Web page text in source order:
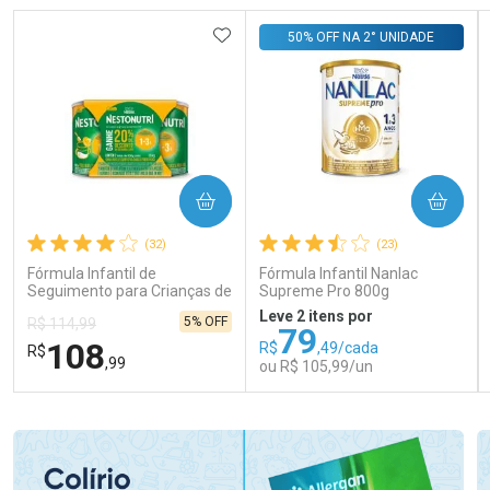
(32)
Fórmula Infantil de
Seguimento para Crianças de
Primeira Infância Nestonutri
2 Unidades de 800g cada
R$ 114,99
R$108,99
5% OFF
ADICIONAR AOS FAVORITOS
COMPRAR
(23)
Fórmula Infantil Nanlac
Supreme Pro 800g
50% OFF NA 2° UNIDADE
Leve 2 itens por
R$79,49/cada
ou R$ 105,99/un
COMPRAR
Laboratório
Por Menos